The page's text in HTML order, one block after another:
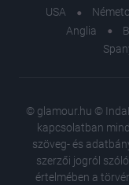
USA
Anglia
© glamour.hu ©
kapcsolatban
szöveg- és
szerzői jogról
értelmében a